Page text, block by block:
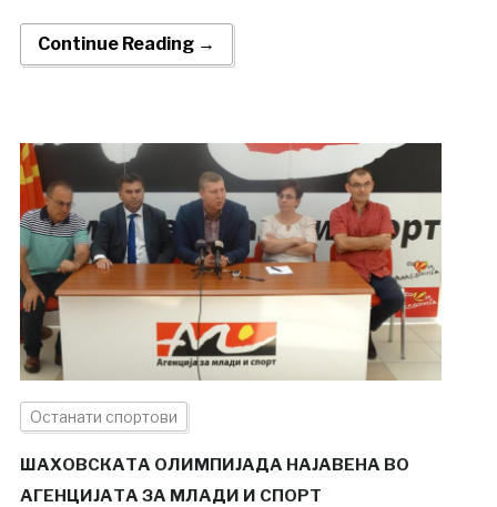
Continue Reading →
Останати спортови
ШАХОВСКАТА ОЛИМПИЈАДА НАЈАВЕНА ВО
АГЕНЦИЈАТА ЗА МЛАДИ И СПОРТ